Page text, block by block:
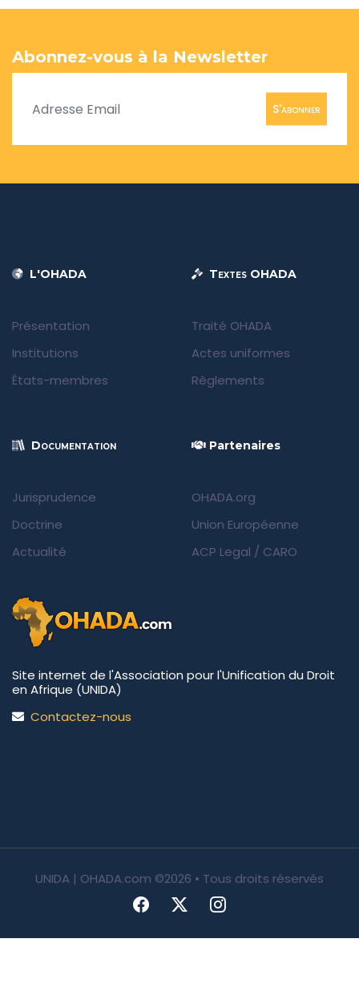
Abonnez-vous à la Newsletter
S'abonner
L'OHADA
Présentation
Institutions
États-membres
Textes OHADA
Traité OHADA
Actes uniformes
Règlements
Documentation
Jurisprudence
Doctrine
Actualité
Partenaires
OHADA.org
Union Européenne
ACP Legal / CARO
Site internet de l'Association pour l'Unification du Droit
en Afrique (UNIDA)
Contactez-nous
UNIDA | OHADA.com ©2026 • Tous droits réservés